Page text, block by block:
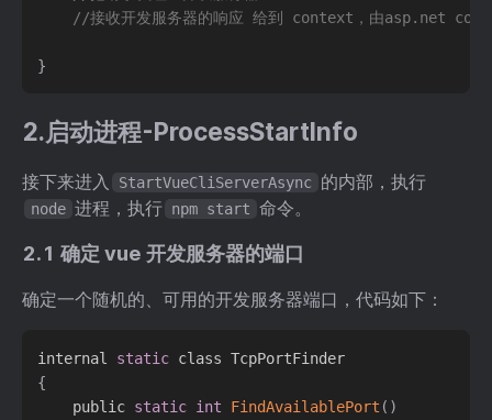
//接收开发服务器的响应 给到 context，由asp.net core
}
2.启动进程-ProcessStartInfo
接下来进入 StartVueCliServerAsync 的内部，执行
node 进程，执行 npm start 命令。
2.1 确定 vue 开发服务器的端口
确定一个随机的、可用的开发服务器端口，代码如下：
internal static
{
    public
static int FindAvailablePort ( )